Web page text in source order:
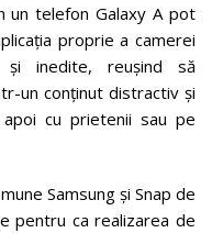
un telefon Galaxy A pot
proprie a camerei
inedite, reușind să
un conținut distractiv și
cu prietenii sau pe
Samsung și Snap de
pentru ca realizarea de